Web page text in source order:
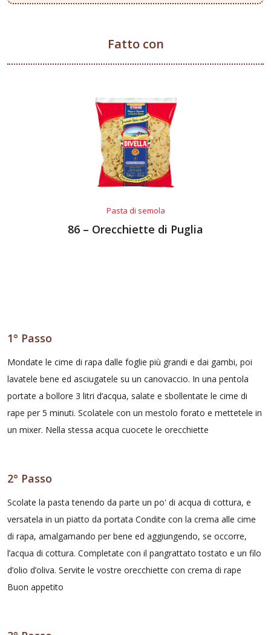
Fatto con
Pasta di semola
86 – Orecchiette di Puglia
1° Passo
Mondate le cime di rapa dalle foglie più grandi e dai gambi, poi
lavatele bene ed asciugatele su un canovaccio. In una pentola
portate a bollore 3 litri d’acqua, salate e sbollentate le cime di
rape per 5 minuti. Scolatele con un mestolo forato e mettetele in
un mixer. Nella stessa acqua cuocete le orecchiette
2° Passo
Scolate la pasta tenendo da parte un po' di acqua di cottura, e
versatela in un piatto da portata Condite con la crema alle cime
di rapa, amalgamando per bene ed aggiungendo, se occorre,
l’acqua di cottura. Completate con il pangrattato tostato e un filo
d’olio d’oliva. Servite le vostre orecchiette con crema di rape
Buon appetito